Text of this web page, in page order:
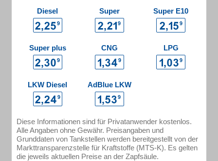
Diesel Super Super E10
Super plus CNG LPG
LKW Diesel AdBlue LKW
Diese Informationen sind für Privatanwender kostenlos.
Alle Angaben ohne Gewähr. Preisangaben und
Grunddaten von Tankstellen werden bereitgestellt von der
Markttransparenzstelle für Kraftstoffe (MTS-K). Es gelten
die jeweils aktuellen Preise an der Zapfsäule.